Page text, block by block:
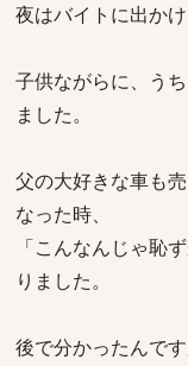
夜はバイトに出か
子供ながらに、う
ました。
父の大好きな車も
なった時、
「こんなんじゃ恥
りました。
後で分かったんで